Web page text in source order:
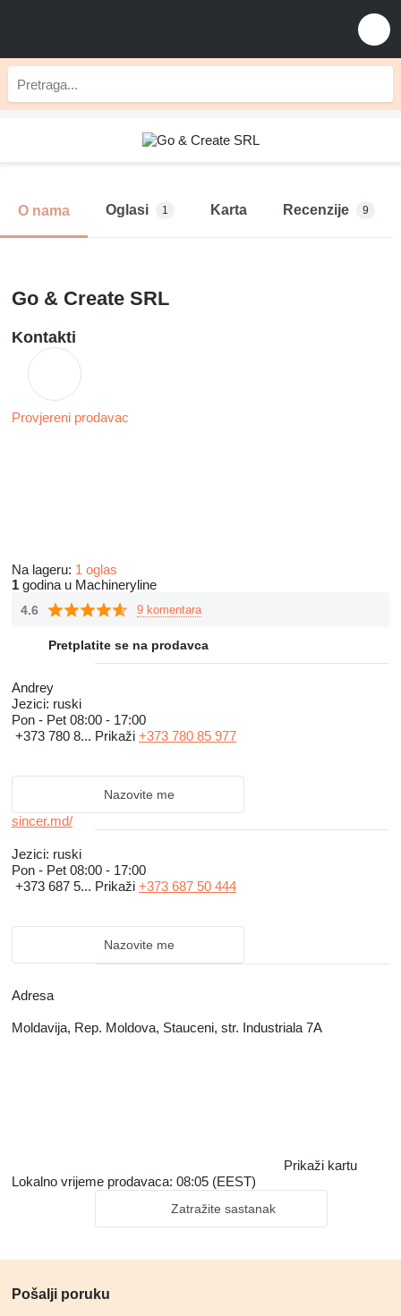
O nama Oglasi 1 Karta Recenzije 9
Go & Create SRL
Kontakti
Provjereni prodavac
Na lageru: 1 oglas
1 godina u Machineryline
4.6 9 komentara
Pretplatite se na prodavca
Andrey
Jezici: ruski
Pon - Pet 08:00 - 17:00
+373 780 8... Prikaži +373 780 85 977
Nazovite me
sincer.md/
Jezici: ruski
Pon - Pet 08:00 - 17:00
+373 687 5... Prikaži +373 687 50 444
Nazovite me
Adresa
Moldavija, Rep. Moldova, Stauceni, str. Industriala 7A
Prikaži kartu
Lokalno vrijeme prodavaca: 08:05 (EEST)
Zatražite sastanak
Pošalji poruku